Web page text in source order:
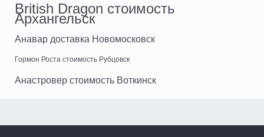
British Dragon стоимость
Архангельск
Анавар доставка Новомосковск
Гормон Роста стоимость Рубцовск
Анастровер стоимость Воткинск